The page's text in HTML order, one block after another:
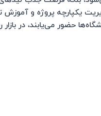
یکپارچه پروژه و آموزش
حضور می‌یابند، در